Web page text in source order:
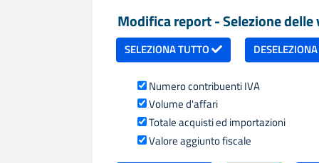
Modifica report - Selezione delle
SELEZIONA TUTTO
Numero contribuenti IVA
Volume d'affari
Totale acquisti ed importazioni
Valore aggiunto fiscale